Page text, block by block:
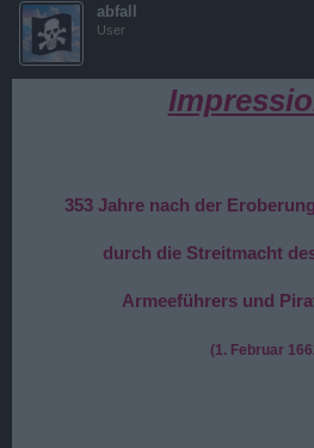
abfall
User
353 Jahre nach der
durch die Streitmacht
Armeeführers und
(1. Februar